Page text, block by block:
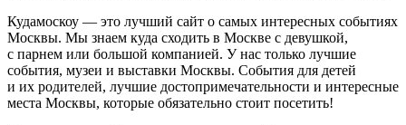
Кудамоскоу — это лучший сайт о самых интересных событиях
Москвы. Мы знаем куда сходить в Москве с девушкой,
с парнем или большой компанией. У нас только лучшие
события, музеи и выставки Москвы. События для детей
и их родителей, лучшие достопримечательности и интересные
места Москвы, которые обязательно стоит посетить!